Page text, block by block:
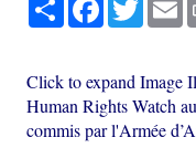
Click to expand Image
Human Rights Watch
commis par l'Armée